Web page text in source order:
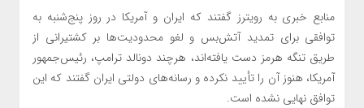
منابع خبری به رویترز گفتند که ایران و آمریکا در روز پنج‌شنبه به
توافقی برای تمدید آتش‌بس و لغو محدودیت‌ها بر کشتیرانی از
طریق تنگه هرمز دست یافته‌اند، هرچند دونالد ترامپ، رئیس‌جمهور
آمریکا، هنوز آن را تأیید نکرده و رسانه‌های دولتی ایران گفتند که این
توافق نهایی نشده است.